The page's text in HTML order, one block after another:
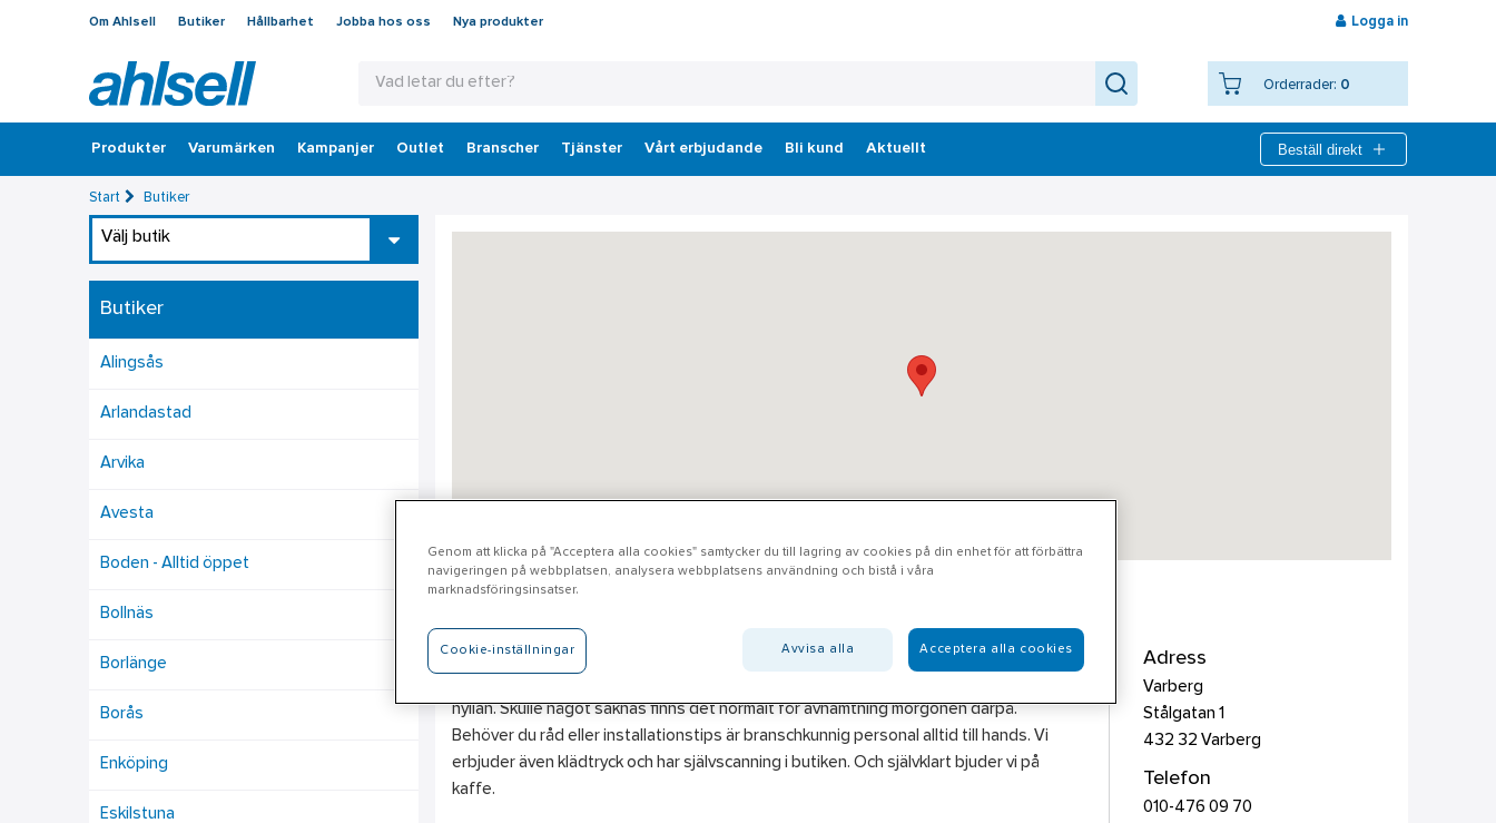
Om Ahlsell Butiker Hållbarhet Jobba hos oss Nya produkter Logga in
Orderrader: 0
Produkter Varumärken Kampanjer Outlet Branscher Tjänster Vårt erbjudande Bli kund Aktuellt Beställ direkt
Start Butiker
Välj butik
Butiker
Alingsås
Arlandastad
Arvika
Avesta
Boden - Alltid öppet
Bollnäs
Borlänge
Borås
Enköping
Eskilstuna
Varberg
Adress
Varberg
Stålgatan 1
432 32 Varberg
Telefon
010-476 09 70
Ahlsell Varberg erbjuder produkter inom El, VVS, Kyla, Ventilation, VA, Verktyg &
hyllan. Skulle något saknas finns det normalt för avhämtning morgonen därpå.
Behöver du råd eller installationstips är branschkunnig personal alltid till hands. Vi
erbjuder även klädtryck och har självscanning i butiken. Och självklart bjuder vi på
kaffe.
Genom att klicka på "Acceptera alla cookies" samtycker du till lagring av cookies på din enhet för att förbättra
navigeringen på webbplatsen, analysera webbplatsens användning och bistå i våra
marknadsföringsinsatser.
Cookie-inställningar Avvisa alla Acceptera alla cookies